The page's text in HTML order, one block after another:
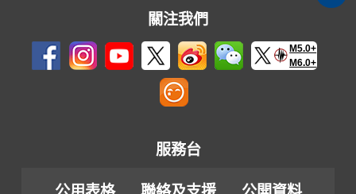
關注我們
M5.0+
M6.0+
服務台